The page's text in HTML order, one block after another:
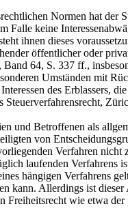
Normen hat
Falle keine
ihnen dieses
öffentlicher oder
64, S. 337 ff.,
Umständen mit
des Erblassers,
Steuerverfahrensrecht,
und Betroffenen als
von
Verfahren nicht
laufenden
hängigen Verfahrens
kann. Allerdings ist
Freiheitsrecht wie etwa